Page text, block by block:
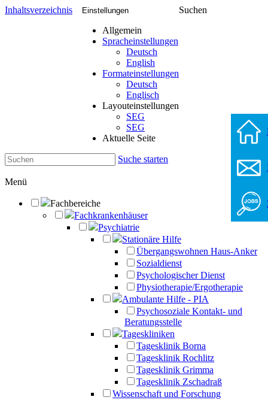
Inhaltsverzeichnis Einstellungen
Allgemein
Spracheinstellungen
Deutsch
English
Formateinstellungen
Deutsch
Englisch
Layouteinstellungen
SEG
SEG
Aktuelle Seite
Suchen
Suche starten
Menü
Fachbereiche
Fachkrankenhäuser
Psychiatrie
Stationäre Hilfe
Übergangswohnen Haus-Anker
Sozialdienst
Psychologischer Dienst
Physiotherapie/Ergotherapie
Ambulante Hilfe - PIA
Psychosoziale Kontakt- und
Beratungsstelle
Tageskliniken
Tagesklinik Borna
Tagesklinik Rochlitz
Tagesklinik Grimma
Tagesklinik Zschadraß
Wissenschaft und Forschung